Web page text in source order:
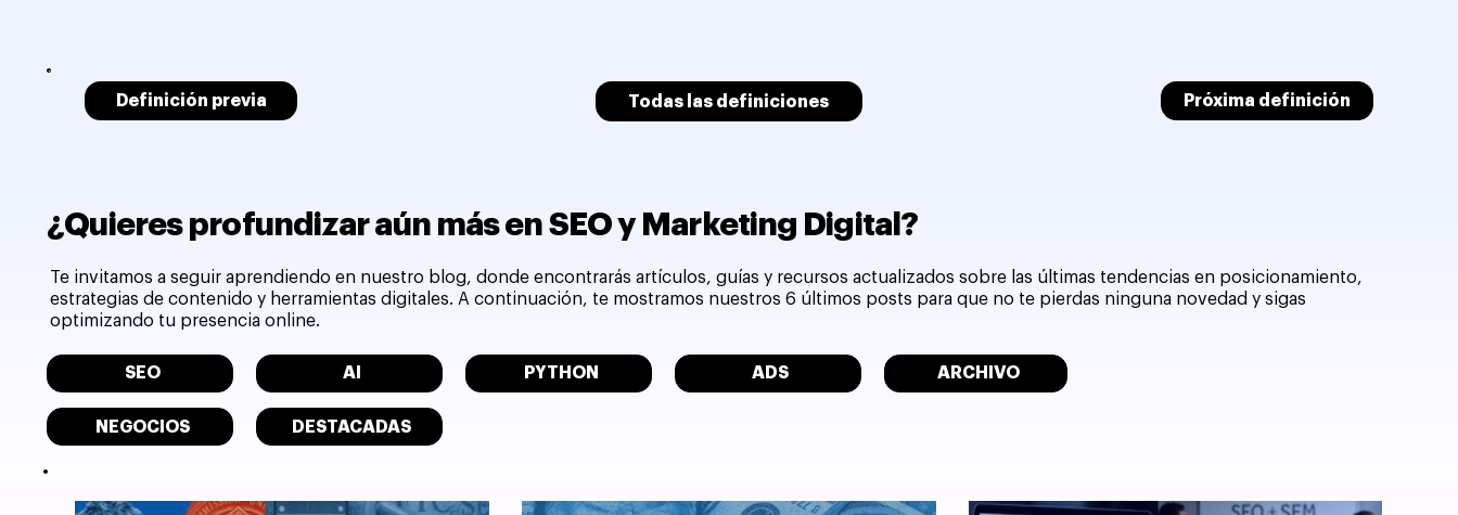
Definición previa Todas las definiciones Próxima definición
¿Quieres profundizar aún más en SEO y Marketing Digital?
Te invitamos a seguir aprendiendo en nuestro blog, donde encontrarás artículos, guías y recursos actualizados sobre las últimas tendencias en posicionamiento,
estrategias de contenido y herramientas digitales. A continuación, te mostramos nuestros 6 últimos posts para que no te pierdas ninguna novedad y sigas
optimizando tu presencia online.
SEO AI PYTHON ADS ARCHIVO
NEGOCIOS DESTACADAS